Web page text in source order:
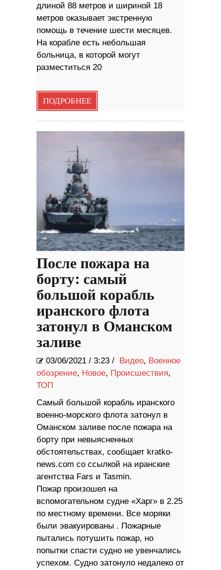
длиной 88 метров и шириной 18
метров оказывает экстренную
помощь в течение шести месяцев.
На корабле есть небольшая
больница, в которой могут
разместиться 20
ПОДРОБНЕЕ
После пожара на
борту: самый
большой корабль
иранского флота
затонул в Оманском
заливе
03/06/2021 / 3:23 / Видео, Военное
обозрение, Новое, Происшествия,
ТОП
Самый большой корабль иранского
военно-морского флота затонул в
Оманском заливе после пожара на
борту при невыясненных
обстоятельствах, сообщает kratko-
news.com со ссылкой на иранские
агентства Fars и Tasmin.
Пожар произошел на
вспомогательном судне «Харг» в 2.25
по местному времени. Все моряки
были эвакуированы . Пожарные
пытались потушить пожар, но
попытки спасти судно не увенчались
успехом. Судно затонуло недалеко от